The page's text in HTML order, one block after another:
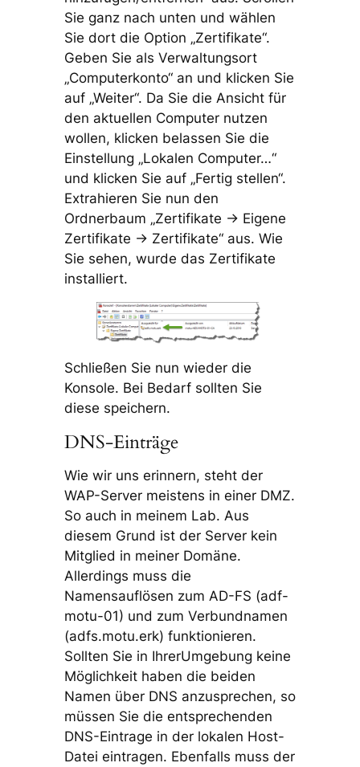
Sie ganz nach unten und wählen
Sie dort die Option „Zertifikate“.
Geben Sie als Verwaltungsort
„Computerkonto“ an und klicken Sie
auf „Weiter“. Da Sie die Ansicht für
den aktuellen Computer nutzen
wollen, klicken belassen Sie die
Einstellung „Lokalen Computer…“
und klicken Sie auf „Fertig stellen“.
Extrahieren Sie nun den
Ordnerbaum „Zertifikate -> Eigene
Zertifikate -> Zertifikate“ aus. Wie
Sie sehen, wurde das Zertifikate
installiert.
Schließen Sie nun wieder die
Konsole. Bei Bedarf sollten Sie
diese speichern.
DNS-Einträge
Wie wir uns erinnern, steht der
WAP-Server meistens in einer DMZ.
So auch in meinem Lab. Aus
diesem Grund ist der Server kein
Mitglied in meiner Domäne.
Allerdings muss die
Namensauflösen zum AD-FS (adf-
motu-01) und zum Verbundnamen
(adfs.motu.erk) funktionieren.
Sollten Sie in IhrerUmgebung keine
Möglichkeit haben die beiden
Namen über DNS anzusprechen, so
müssen Sie die entsprechenden
DNS-Eintrage in der lokalen Host-
Datei eintragen. Ebenfalls muss der